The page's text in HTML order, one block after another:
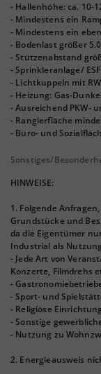
- Hallenhöhe: ca. 10-
- Mindestens ein
- Mindestens ein
- Bodenlast größer
- Stützenabstand
- Sprinkleranlage/
- Lichtkuppeln mit
- Heizung: Gas-
- Ausreichend PKW-
- Rangierfläche
- Büro- und
Sonstiges/
HINWEISE:
1. Folgende
Grundstücke und
da die Eigentümer
Industrial als
- Jede Art von
Konzerte, Filmdrehs
-
- Sport- und
- Religiöse
- Sonstige
- Nutzung zu
2. Energieausweis